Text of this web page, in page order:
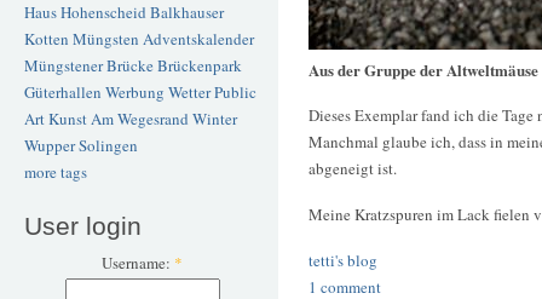
Haus Hohenscheid Balkhauser
Kotten Müngsten Adventskalender
Müngstener BrückeBrückenpark
Güterhallen Werbung WetterPublic
ArtKunstAm Wegesrand Winter
WupperSolingen
more tags
User login
Username: *
Aus der Gruppe der Altweltmäuse
Dieses Exemplar fand ich die
Manchmal glaube ich, dass in
abgeneigt ist.
Meine Kratzspuren im Lack fielen
tetti's blog
1 comment